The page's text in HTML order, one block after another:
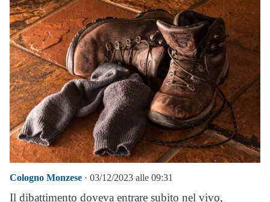
Cologno Monzese · 03/12/2023 alle 09:31
Il dibattimento doveva entrare subito nel vivo,